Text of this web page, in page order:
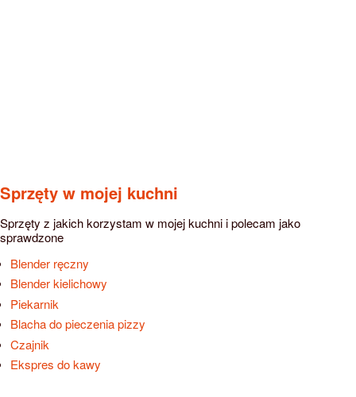
Sprzęty w mojej kuchni
Sprzęty z jakich korzystam w mojej kuchni i polecam jako
sprawdzone
Blender ręczny
Blender kielichowy
Piekarnik
Blacha do pieczenia pizzy
Czajnik
Ekspres do kawy